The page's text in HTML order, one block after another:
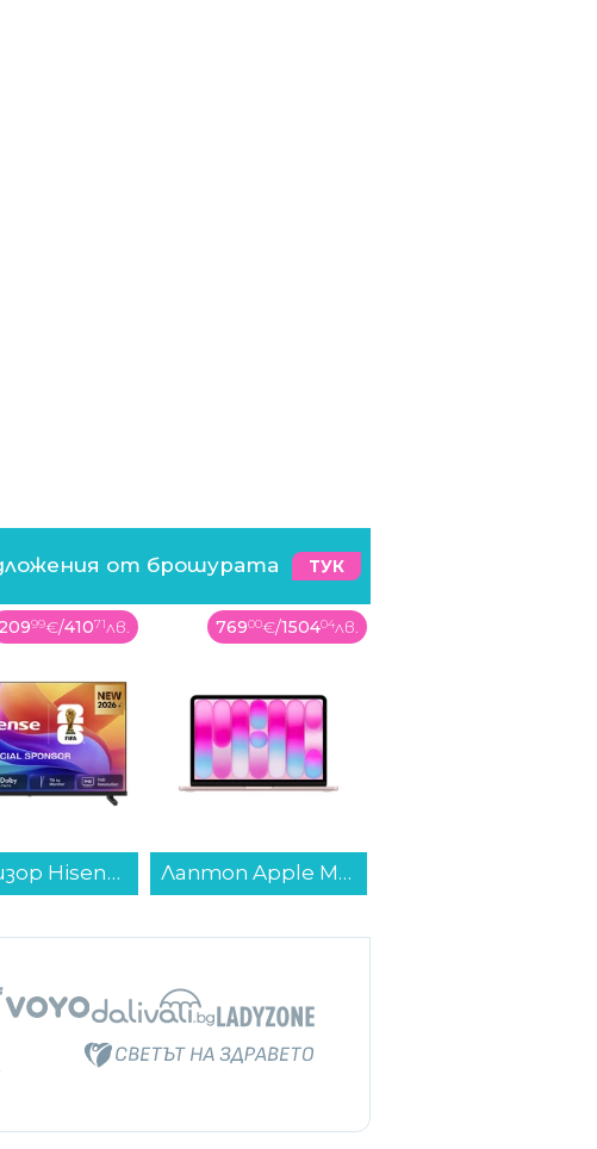
от брошурата ТУК
00€/150404лв.
Лаптоп Apple MacBook Neo 13" 256GB Blush mhfh4 , 13.00 , 256 , 8 , Apple A18 Pro 5 Core GPU , Apple A18 Pro 6 Core , Mac OS...
49999€/9779лв.
Пералня AEG LF5Z41BE , 10.00 kg, 1400 об./мин., A , Бял...